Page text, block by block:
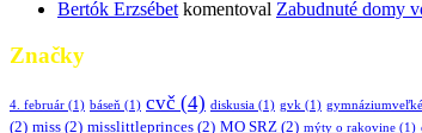
Bertók Erzsébet komentoval Zabudnuté domy
Značky
4. február (1) báseň (1) cvč (4) diskusia (1) gvk (1)
(2) miss (2) misslittleprinces (2) MO SRZ (2) mýty o rakovine (1)